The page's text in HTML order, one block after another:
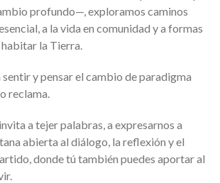
profundo—, exploramos caminos
a la vida en comunidad y a formas
la Tierra.
sentir y pensar el cambio de paradigma
reclama.
a tejer palabras, a expresarnos a
abierta al diálogo, la reflexión y el
donde tú también puedes aportar al